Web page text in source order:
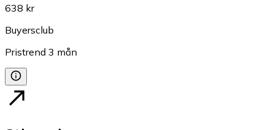
638 kr
Buyersclub
Pristrend 3 mån